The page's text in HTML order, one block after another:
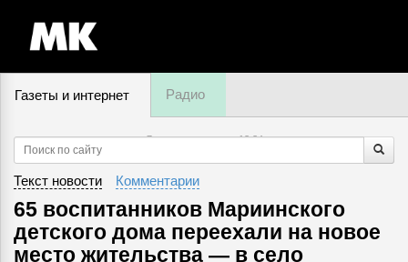
Газеты и интернет Радио
7 августа, пятница,13:34
Текст новости Комментарии
65 воспитанников Мариинского
детского дома переехали на новое
место жительства — в село